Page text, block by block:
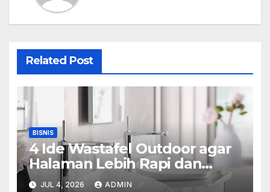
Related Post
BISNIS
4 Ide Wastafel Outdoor agar
Halaman Lebih Rapi dan
Estetik
JUL 4, 2026 ADMIN